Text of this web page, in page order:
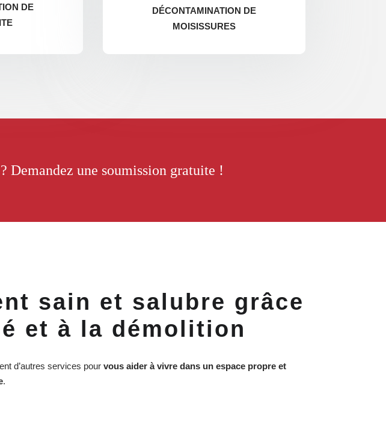
DE
DÉCONTAMINATION DE
MOISISSURES
Demandez une soumission gratuite !
sain et salubre grâce
et à la démolition
d’autres services pour vous aider à vivre dans un espace propre et
.